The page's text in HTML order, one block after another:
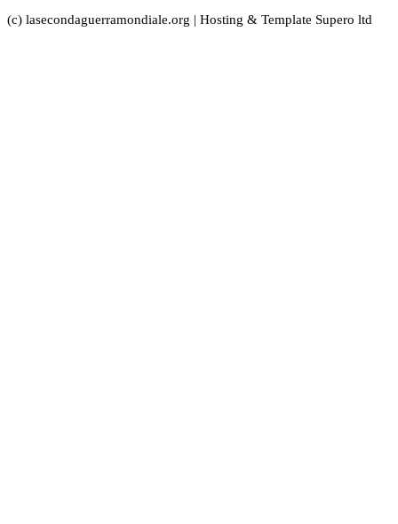
(c) lasecondaguerramondiale.org | Hosting & Template Supero ltd